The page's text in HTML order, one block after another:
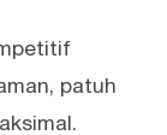
patuh